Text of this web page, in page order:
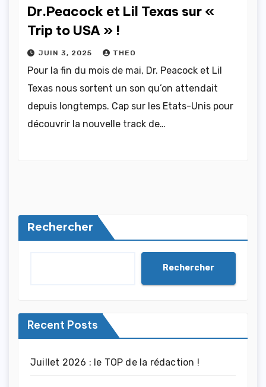
Dr.Peacock et Lil Texas sur «
Trip to USA » !
JUIN 3, 2025 THEO
Pour la fin du mois de mai, Dr. Peacock et Lil
Texas nous sortent un son qu’on attendait
depuis longtemps. Cap sur les Etats-Unis pour
découvrir la nouvelle track de…
Rechercher
Rechercher
Recent Posts
Juillet 2026 : le TOP de la rédaction !